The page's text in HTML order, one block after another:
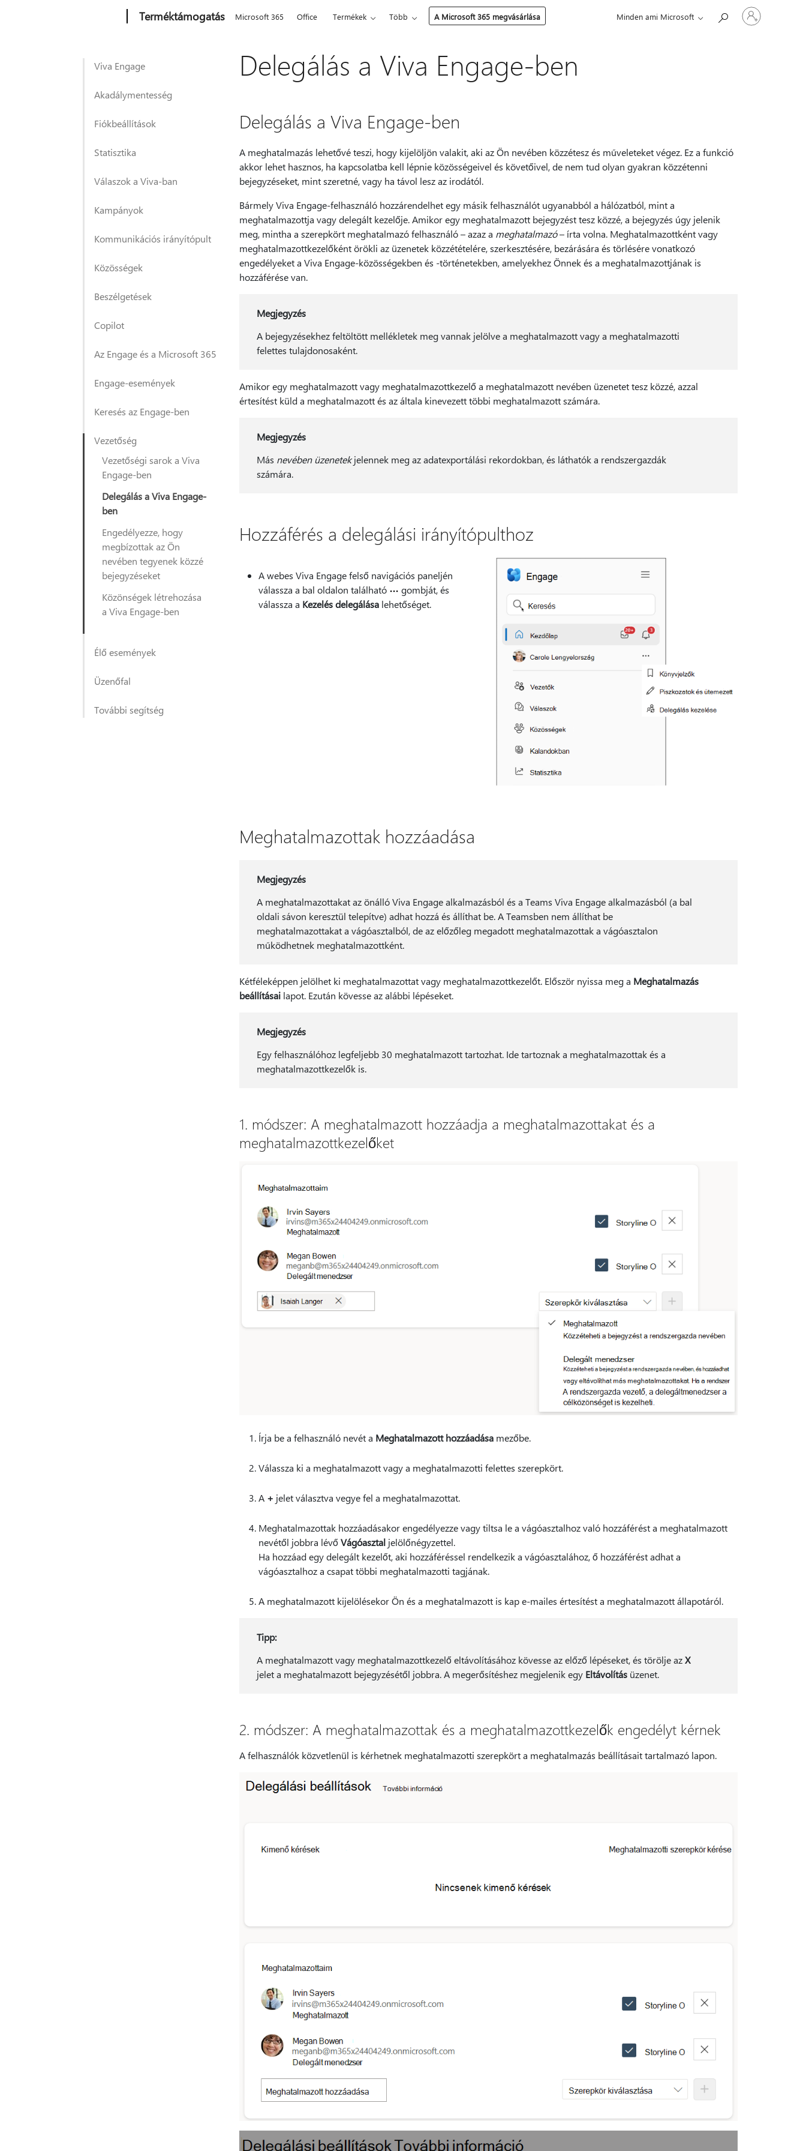
Terméktámogatás Microsoft 365 Office Termékek Több A Microsoft 365 megvásárlása Minden ami Microsoft
Jelentkezzen
be
Viva Engage
Akadálymentesség
Fiókbeállítások
Statisztika
Válaszok a Viva-ban
Kampányok
Kommunikációs irányítópult
Közösségek
Beszélgetések
Copilot
Az Engage és a Microsoft 365
Engage-események
Keresés az Engage-ben
Vezetőség
Vezetőségi sarok a Viva
Engage-ben
Delegálás a Viva Engage-
ben
Engedélyezze, hogy
megbízottak az Ön
nevében tegyenek közzé
bejegyzéseket
Közönségek létrehozása
a Viva Engage-ben
Élő események
Üzenőfal
További segítség
Delegálás a Viva Engage-ben
Delegálás a Viva Engage-ben
A meghatalmazás lehetővé teszi, hogy kijelöljön valakit, aki az Ön nevében közzétesz és műveleteket végez. Ez a funkció
akkor lehet hasznos, ha kapcsolatba kell lépnie közösségeivel és követőivel, de nem tud olyan gyakran közzétenni
bejegyzéseket, mint szeretné, vagy ha távol lesz az irodától.
Bármely Viva Engage-felhasználó hozzárendelhet egy másik felhasználót ugyanabból a hálózatból, mint a
meghatalmazottja vagy delegált kezelője. Amikor egy meghatalmazott bejegyzést tesz közzé, a bejegyzés úgy jelenik
meg, mintha a szerepkört meghatalmazó felhasználó – azaz a meghatalmazó– írta volna. Meghatalmazottként vagy
meghatalmazottkezelőként örökli az üzenetek közzétételére, szerkesztésére, bezárására és törlésére vonatkozó
engedélyeket a Viva Engage-közösségekben és -történetekben, amelyekhez Önnek és a meghatalmazottjának is
hozzáférése van.
Megjegyzés
A bejegyzésekhez feltöltött mellékletek meg vannak jelölve a meghatalmazott vagy a meghatalmazotti
felettes tulajdonosaként.
Amikor egy meghatalmazott vagy meghatalmazottkezelő a meghatalmazott nevében üzenetet tesz közzé, azzal
értesítést küld a meghatalmazott és az általa kinevezett többi meghatalmazott számára.
Megjegyzés
Más nevében üzenetekjelennek meg az adatexportálási rekordokban, és láthatók a rendszergazdák
számára.
Hozzáférés a delegálási irányítópulthoz
A webes Viva Engage felső navigációs paneljén
válassza a bal oldalon található
gombját, és
válassza a Kezelés delegálása lehetőséget.
Meghatalmazottak hozzáadása
Megjegyzés
A meghatalmazottakat az önálló Viva Engage alkalmazásból és a Teams Viva Engage alkalmazásból (a bal
oldali sávon keresztül telepítve) adhat hozzá és állíthat be. A Teamsben nem állíthat be
meghatalmazottakat a vágóasztalból, de az előzőleg megadott meghatalmazottak a vágóasztalon
működhetnek meghatalmazottként.
Kétféleképpen jelölhet ki meghatalmazottat vagy meghatalmazottkezelőt. Először nyissa meg a Meghatalmazás
beállításai lapot. Ezután kövesse az alábbi lépéseket.
Megjegyzés
Egy felhasználóhoz legfeljebb 30 meghatalmazott tartozhat. Ide tartoznak a meghatalmazottak és a
meghatalmazottkezelők is.
1. módszer: A meghatalmazott hozzáadja a meghatalmazottakat és a
meghatalmazottkezelőket
Írja be a felhasználó nevét a Meghatalmazott hozzáadása mezőbe.
Válassza ki a meghatalmazott vagy a meghatalmazotti felettes szerepkört.
A + jelet választva vegye fel a meghatalmazottat.
Meghatalmazottak hozzáadásakor engedélyezze vagy tiltsa le a vágóasztalhoz való hozzáférést a meghatalmazott
nevétől jobbra lévőVágóasztal jelölőnégyzettel.
Ha hozzáad egy delegált kezelőt, aki hozzáféréssel rendelkezik a vágóasztalához, ő hozzáférést adhat a
vágóasztalhoz a csapat többi meghatalmazotti tagjának.
A meghatalmazott kijelölésekor Ön és a meghatalmazott is kap e-mailes értesítést a meghatalmazott állapotáról.
Tipp:
A meghatalmazott vagy meghatalmazottkezelő eltávolításához kövesse az előző lépéseket, és törölje azX
jelet a meghatalmazott bejegyzésétől jobbra. A megerősítéshez megjelenik egy Eltávolítás üzenet.
2. módszer: A meghatalmazottak és a meghatalmazottkezelők engedélyt kérnek
A felhasználók közvetlenül is kérhetnek meghatalmazotti szerepkört a meghatalmazás beállításait tartalmazó lapon.